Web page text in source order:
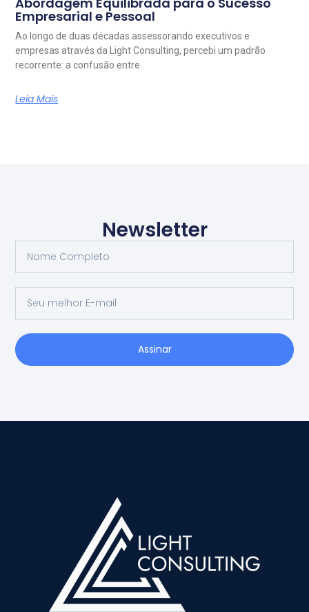
Empresarial e Pessoal
Ao longo de duas décadas assessorando executivos e
empresas através da Light Consulting, percebi um padrão
recorrente: a confusão entre
Leia Mais
Newsletter
Assinar